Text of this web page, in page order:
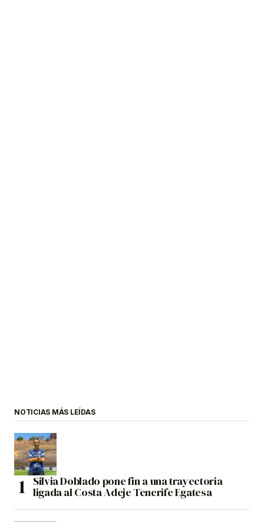
NOTICIAS MÁS LEÍDAS
Silvia Doblado pone fin a una trayectoria
ligada al Costa Adeje Tenerife Egatesa